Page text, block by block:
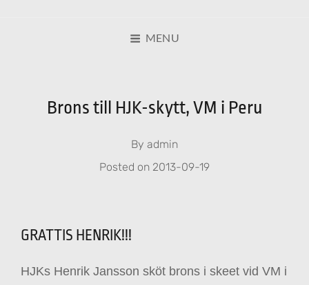
MENU
Brons till HJK-skytt, VM i Peru
By admin
Posted on 2013-09-19
GRATTIS HENRIK!!!
HJKs Henrik Jansson sköt brons i skeet vid VM i